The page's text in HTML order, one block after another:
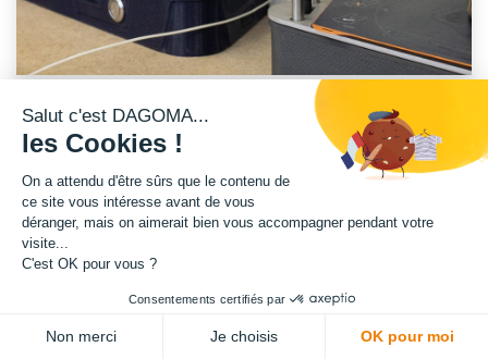
LE PRINCIPE DE BASE DE L'IMPRESSION 3D
L’impression 3D FDM est une technologie qui permet de
des fichiers numériques en objets physiques
la superposition successive de couches de matière, souvent sous forme
Chacune des couches est appliquée sur la couche précédente
Salut c'est DAGOMA...
les Cookies !
On a attendu d'être sûrs que le contenu de
ce site vous intéresse avant de vous
déranger, mais on aimerait bien vous accompagner pendant votre
visite...
C'est OK pour vous ?
Consentements certifiés par
Non merci Je choisis OK pour moi